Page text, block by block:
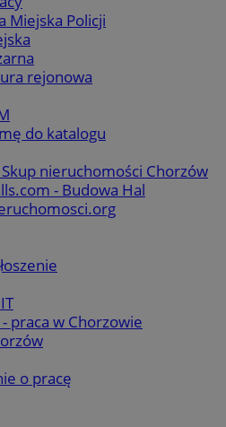
Miejska Policji
rejonowa
do katalogu
nieruchomości Chorzów
- Budowa Hal
praca w Chorzowie
o pracę